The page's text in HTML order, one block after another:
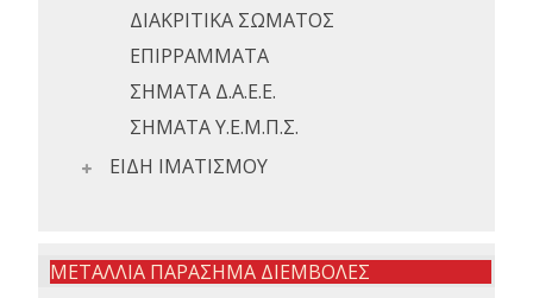
ΔΙΑΚΡΙΤΙΚΑ ΣΩΜΑΤΟΣ
ΕΠΙΡΡΑΜΜΑΤΑ
ΣΗΜΑΤΑ Δ.Α.Ε.Ε.
ΣΗΜΑΤΑ Υ.Ε.Μ.Π.Σ.
ΕΙΔΗ ΙΜΑΤΙΣΜΟΥ
ΜΕΤΑΛΛΙΑ ΠΑΡΑΣΗΜΑ ΔΙΕΜΒΟΛΕΣ